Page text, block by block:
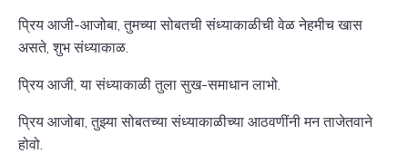
प्रिय आजी-आजोबा, तुमच्या सोबतची संध्याकाळीची वेळ नेहमीच खास
असते, शुभ संध्याकाळ.
प्रिय आजी, या संध्याकाळी तुला सुख-समाधान लाभो.
प्रिय आजोबा, तुझ्या सोबतच्या संध्याकाळीच्या आठवणींनी मन ताजेतवाने
होवो.